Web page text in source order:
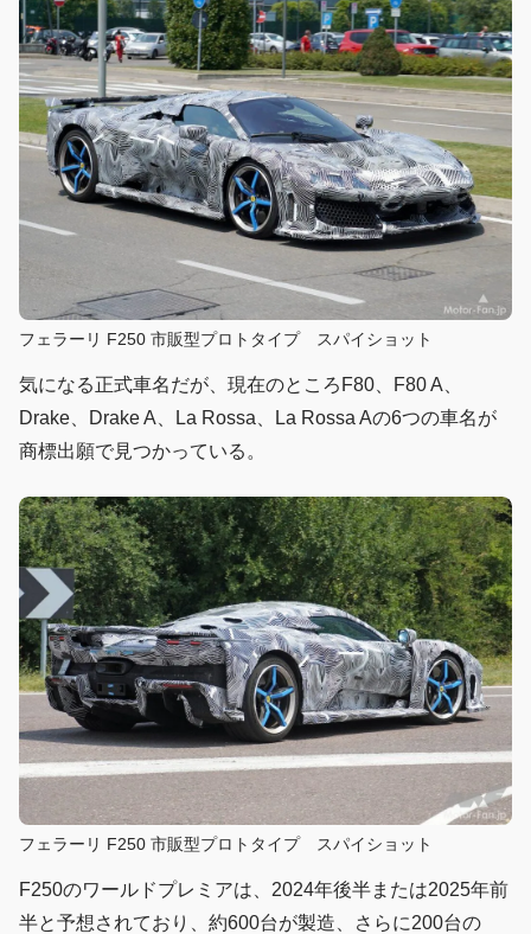
フェラーリ F250 市販型プロトタイプ スパイショット
気になる正式車名だが、現在のところF80、F80 A、
Drake、Drake A、La Rossa、La Rossa Aの6つの車名が
商標出願で見つかっている。
フェラーリ F250 市販型プロトタイプ スパイショット
F250のワールドプレミアは、2024年後半または2025年前
半と予想されており、約600台が製造、さらに200台の